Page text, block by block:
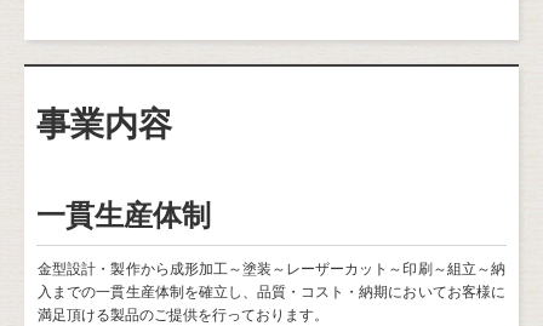
事業内容
一貫生産体制
金型設計・製作から成形加工～塗装～レーザーカット～印刷～組立～納
入までの一貫生産体制を確立し、品質・コスト・納期においてお客様に
満足頂ける製品のご提供を行っております。